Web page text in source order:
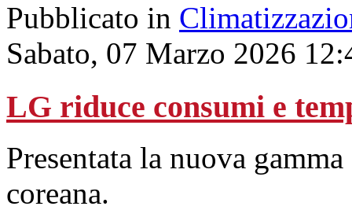
Pubblicato in
Sabato, 07 Marzo 2026
LG riduce consumi e
Presentata la nuova
coreana.